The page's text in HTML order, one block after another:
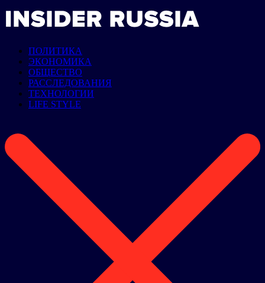
ПОЛИТИКА
ЭКОНОМИКА
ОБЩЕСТВО
РАССЛЕДОВАНИЯ
ТЕХНОЛОГИИ
LIFE STYLE